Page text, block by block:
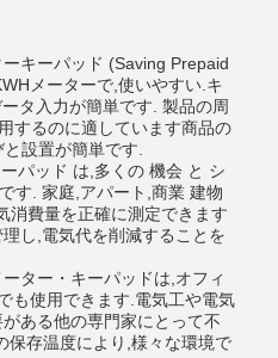
キーパッド (Saving Prepaid
メーターで,使いやすい.キ
タ入力が簡単です. 製品の周
するのに適しています商品の
設置が簡単です.
パッド は,多くの 機会 と シ
す. 家庭,アパート,商業 建物
消費量を正確に測定できます
し,電気代を削減することを
ター・キーパッドは,オフィ
も使用できます.電気工や電気
ある他の専門家にとって不
保存温度により,様々な環境で